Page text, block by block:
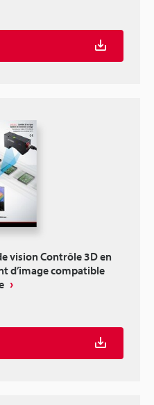
vision Contrôle 3D en
d’image compatible